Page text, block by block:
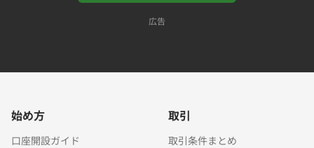
広告
始め方
口座開設ガイド
取引
取引条件まとめ